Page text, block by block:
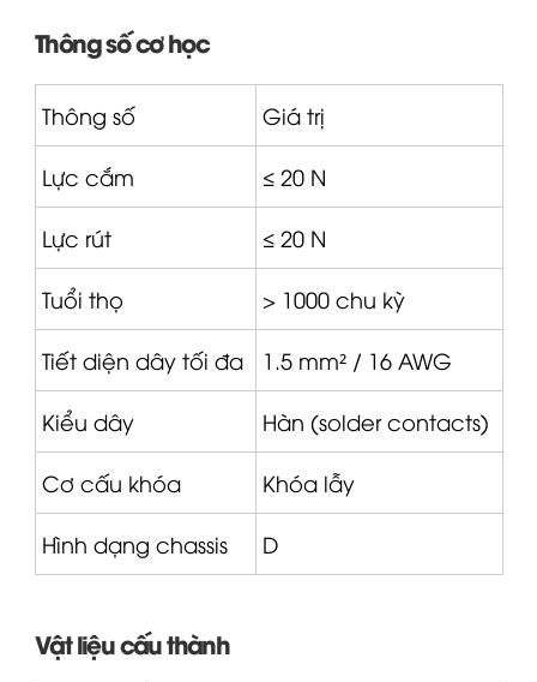
Thông số cơ học
Thông số Giá trị
Lực cắm ≤ 20 N
Lực rút ≤ 20 N
Tuổi thọ > 1000 chu kỳ
Tiết diện dây tối đa 1.5 mm² / 16 AWG
Kiểu dây Hàn (solder contacts)
Cơ cấu khóa Khóa lẫy
Hình dạng chassis D
Vật liệu cấu thành